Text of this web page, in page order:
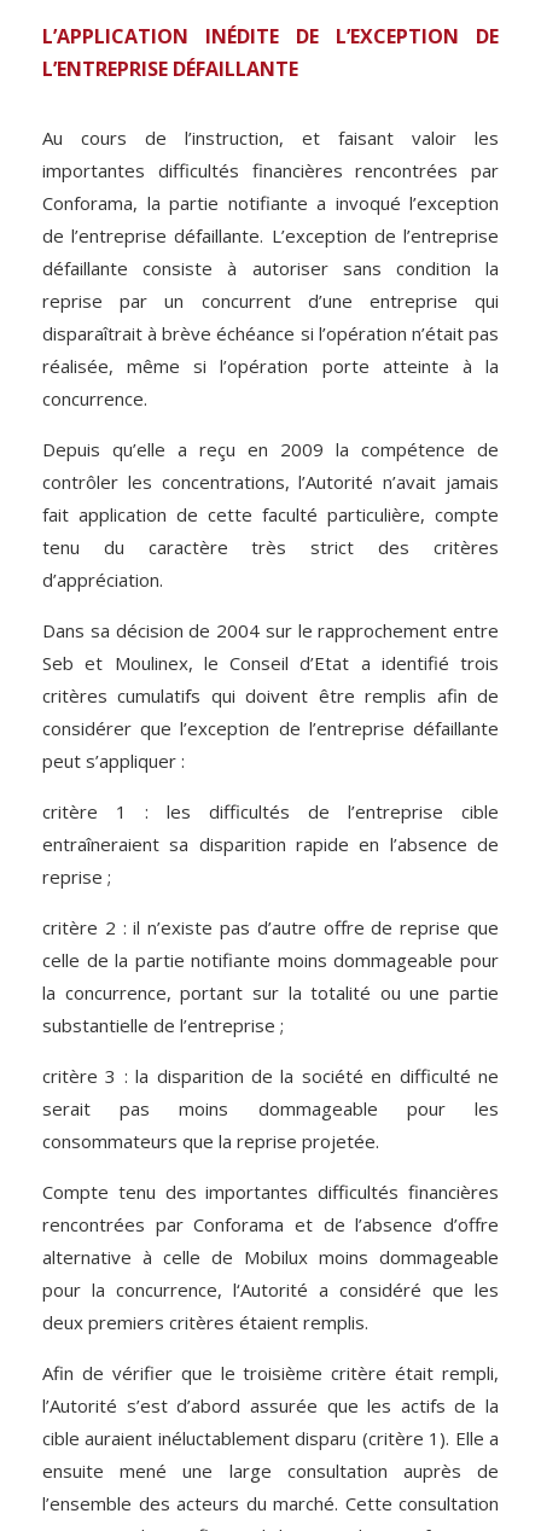
L’APPLICATION INÉDITE DE L’EXCEPTION DE
L’ENTREPRISE DÉFAILLANTE
Au cours de l’instruction, et faisant valoir les
importantes difficultés financières rencontrées par
Conforama, la partie notifiante a invoqué l’exception
de l’entreprise défaillante. L’exception de l’entreprise
défaillante consiste à autoriser sans condition la
reprise par un concurrent d’une entreprise qui
disparaîtrait à brève échéance si l’opération n’était pas
réalisée, même si l’opération porte atteinte à la
concurrence.
Depuis qu’elle a reçu en 2009 la compétence de
contrôler les concentrations, l’Autorité n’avait jamais
fait application de cette faculté particulière, compte
tenu du caractère très strict des critères
d’appréciation.
Dans sa décision de 2004 sur le rapprochement entre
Seb et Moulinex, le Conseil d’Etat a identifié trois
critères cumulatifs qui doivent être remplis afin de
considérer que l’exception de l’entreprise défaillante
peut s’appliquer :
critère 1 : les difficultés de l’entreprise cible
entraîneraient sa disparition rapide en l’absence de
reprise ;
critère 2 : il n’existe pas d’autre offre de reprise que
celle de la partie notifiante moins dommageable pour
la concurrence, portant sur la totalité ou une partie
substantielle de l’entreprise ;
critère 3 : la disparition de la société en difficulté ne
serait pas moins dommageable pour les
consommateurs que la reprise projetée.
Compte tenu des importantes difficultés financières
rencontrées par Conforama et de l’absence d’offre
alternative à celle de Mobilux moins dommageable
pour la concurrence, l‘Autorité a considéré que les
deux premiers critères étaient remplis.
Afin de vérifier que le troisième critère était rempli,
l’Autorité s’est d’abord assurée que les actifs de la
cible auraient inéluctablement disparu (critère 1). Elle a
ensuite mené une large consultation auprès de
l’ensemble des acteurs du marché. Cette consultation